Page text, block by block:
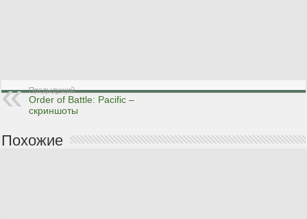
Предыдущий
Order of Battle: Pacific –
скриншоты
Похожие